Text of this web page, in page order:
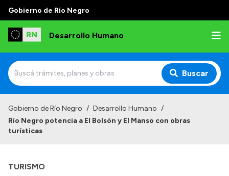
Gobierno de Río Negro
Desarrollo Humano
Buscar
Institucional
Autoridades
Gobierno de Río Negro / Desarrollo Humano /
Río Negro potencia a El Bolsón y El Manso con obras
turísticas
TURISMO